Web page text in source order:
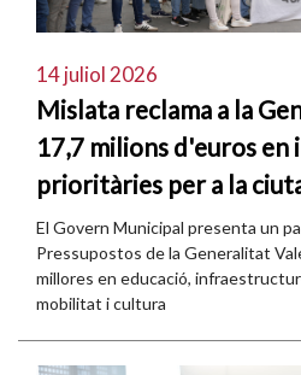
14 juliol 2026
Mislata reclama a la
17,7 milions d'euros en
prioritàries per a la
El Govern Municipal presenta un
Pressupostos de la Generalitat
millores en educació,
mobilitat i cultura